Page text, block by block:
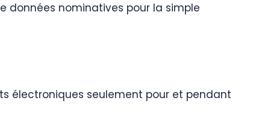
données nominatives pour la simple
électroniques seulement pour et pendant